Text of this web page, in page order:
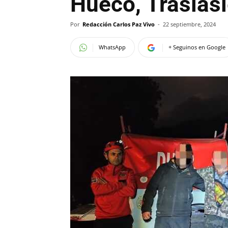
Por Redacción Carlos Paz Vivo - 22 septiembre, 2024
WhatsApp + Seguinos en Google